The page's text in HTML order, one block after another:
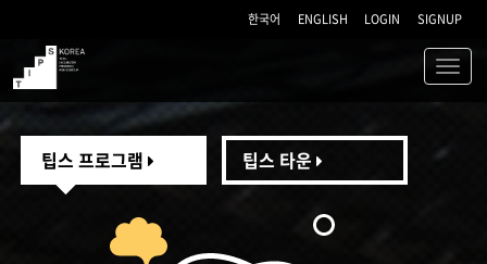
한국어 ENGLISH LOGIN SIGNUP
TIPS
팁스 프로그램 팁스 타운